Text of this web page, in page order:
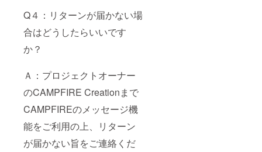
Q４：リターンが届かない場
合はどうしたらいいです
か？
Ａ：プロジェクトオーナー
のCAMPFIRE Creationまで
CAMPFIREのメッセージ機
能をご利用の上、リターン
が届かない旨をご連絡くだ